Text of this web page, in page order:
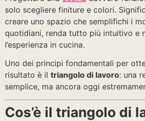
solo scegliere finiture e colori.
creare uno spazio che semplifichi i
quotidiani, renda tutto più intuitivo e
l’esperienza in cucina.
Uno dei principi fondamentali per
risultato è il triangolo di lavoro: una
semplice, ma ancora oggi
Cos’è il triangolo di